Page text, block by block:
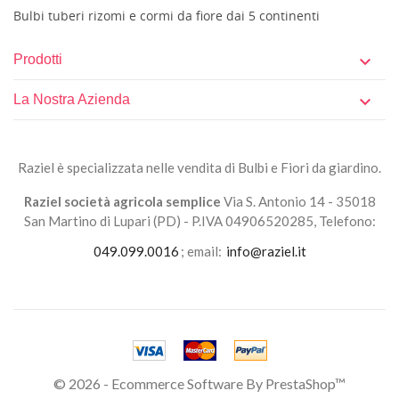
Bulbi tuberi rizomi e cormi da fiore dai 5 continenti
Prodotti 
La Nostra Azienda 
Raziel è specializzata nelle vendita di Bulbi e Fiori da giardino.
Raziel società agricola semplice Via S. Antonio 14 - 35018
San Martino di Lupari (PD) - P.IVA 04906520285, Telefono:
049.099.0016 ; email: info@raziel.it
© 2026 - Ecommerce Software By PrestaShop™